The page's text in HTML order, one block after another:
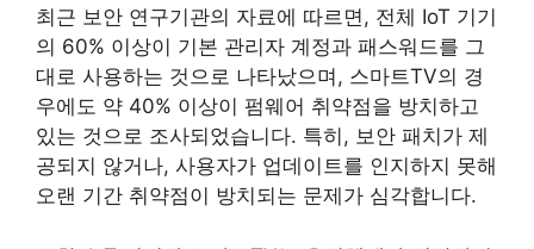
최근 보안 연구기관의 자료에 따르면, 전체 IoT 기기
의 60% 이상이 기본 관리자 계정과 패스워드를 그
대로 사용하는 것으로 나타났으며, 스마트TV의 경
우에도 약 40% 이상이 펌웨어 취약점을 방치하고
있는 것으로 조사되었습니다. 특히, 보안 패치가 제
공되지 않거나, 사용자가 업데이트를 인지하지 못해
오랜 기간 취약점이 방치되는 문제가 심각합니다.